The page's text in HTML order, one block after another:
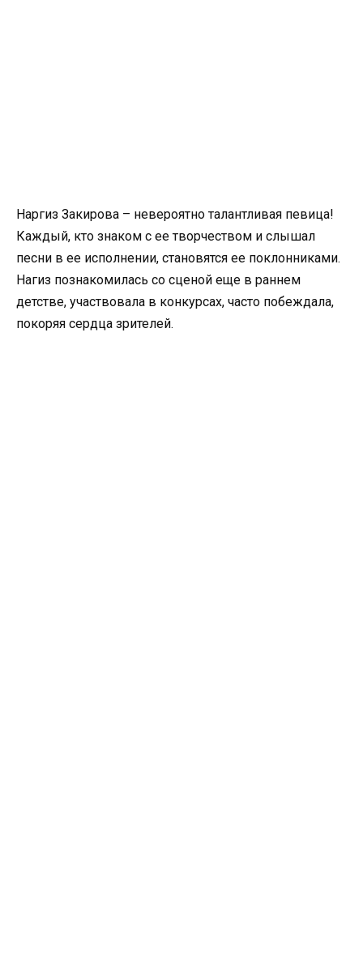
Наргиз Закирова – невероятно талантливая певица!
Каждый, кто знаком с ее творчеством и слышал
песни в ее исполнении, становятся ее поклонниками.
Нагиз познакомилась со сценой еще в раннем
детстве, участвовала в конкурсах, часто побеждала,
покоряя сердца зрителей.